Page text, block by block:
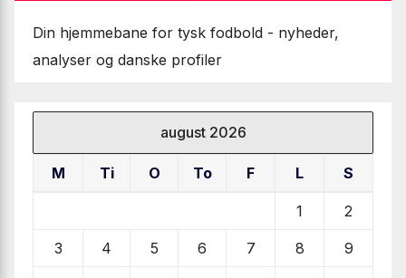
Din hjemmebane for tysk fodbold - nyheder,
analyser og danske profiler
august 2026
M Ti O To F L S
1 2
3 4 5 6 7 8 9